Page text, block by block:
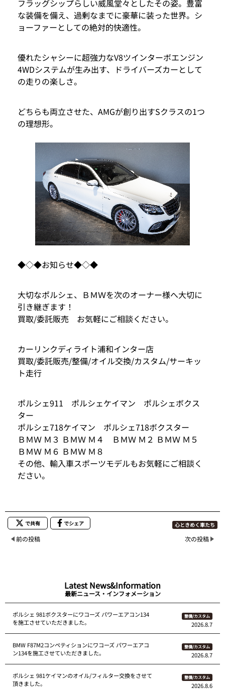
フラッグシップらしい威風堂々としたその姿。豊富
な装備を備え、過剰なまでに豪華に装った世界。シ
ョーファーとしての絶対的快適性。
優れたシャシーに超強力なV8ツインターボエンジン
4WDシステムが生み出す、ドライバーズカーとして
の走りの楽しさ。
どちらも両立させた、AMGが創り出すSクラスの1つ
の理想形。
◆◇◆お知らせ◆◇◆
大切なポルシェ、ＢＭＷを次のオーナー様へ大切に
引き継ぎます！
買取/委託販売 お気軽にご相談ください。
カーリンクディライト浦和インター店
買取/委託販売/整備/オイル交換/カスタム/サーキッ
ト走行
ポルシェ911 ポルシェケイマン ポルシェボクス
ター
ポルシェ718ケイマン ポルシェ718ボクスター
ＢＭＷ Ｍ３ ＢＭＷ Ｍ４ ＢＭＷ Ｍ２ ＢＭＷ Ｍ５
ＢＭＷ Ｍ６ ＢＭＷ Ｍ８
その他、輸入車スポーツモデルもお気軽にご相談く
ださい。
で共有 でシェア 心ときめく車たち
前の投稿 次の投稿
Latest News&Information
最新ニュース・インフォメーション
ポルシェ 981ボクスターにワコーズ パワーエアコン134
を施工させていただきました。
整備/カスタム
2026.8.7
BMW F87M2コンペティションにワコーズ パワーエアコ
ン134を施工させていただきました。
整備/カスタム
2026.8.7
ポルシェ 981ケイマンのオイル/フィルター交換をさせて
頂きました。
整備/カスタム
2026.8.6